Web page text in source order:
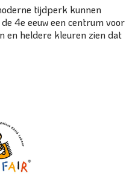
tijdperk kunnen
4e eeuw een centrum voor
en heldere kleuren zien dat